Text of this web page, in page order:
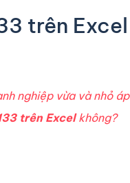
trên Excel
nghiệp vừa và nhỏ áp
trên Excelkhông?